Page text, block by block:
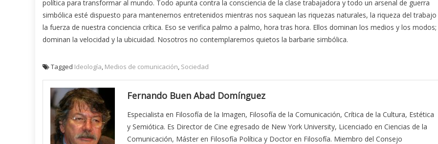
política para transformar al mundo. Todo apunta contra la consciencia de la clase trabajadora y todo un arsenal de guerra
simbólica esté dispuesto para mantenernos entretenidos mientras nos saquean las riquezas naturales, la riqueza del trabajo
la fuerza de nuestra conciencia crítica. Eso se verifica palmo a palmo, hora tras hora. Ellos dominan los medios y los modos;
dominan la velocidad y la ubicuidad. Nosotros no contemplaremos quietos la barbarie simbólica.
Tagged Ideología, Medios de comunicación, Sociedad
Fernando Buen Abad Domínguez
Especialista en Filosofía de la Imagen, Filosofía de la Comunicación, Crítica de la Cultura, Estética
y Semiótica. Es Director de Cine egresado de New York University, Licenciado en Ciencias de la
Comunicación, Máster en Filosofía Política y Doctor en Filosofía. Miembro del Consejo